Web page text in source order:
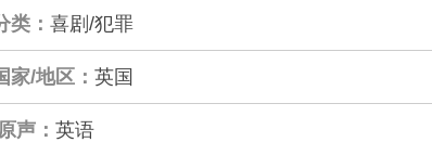
类： 喜剧/犯罪
家/地区： 英国
声： 英语